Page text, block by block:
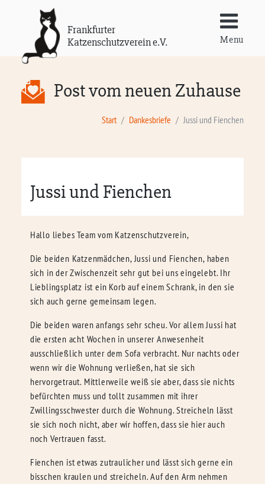
Frankfurter
Katzenschutzverein e.V.
Menu
Post vom neuen Zuhause
Start Dankesbriefe Jussi und Fienchen
Jussi und Fienchen
Hallo liebes Team vom Katzenschutzverein,
Die beiden Katzenmädchen, Jussi und Fienchen, haben
sich in der Zwischenzeit sehr gut bei uns eingelebt. Ihr
Lieblingsplatz ist ein Korb auf einem Schrank, in den sie
sich auch gerne gemeinsam legen.
Die beiden waren anfangs sehr scheu. Vor allem Jussi hat
die ersten acht Wochen in unserer Anwesenheit
ausschließlich unter dem Sofa verbracht. Nur nachts oder
wenn wir die Wohnung verließen, hat sie sich
hervorgetraut. Mittlerweile weiß sie aber, dass sie nichts
befürchten muss und tollt zusammen mit ihrer
Zwillingsschwester durch die Wohnung. Streicheln lässt
sie sich noch nicht, aber wir hoffen, dass sie hier auch
noch Vertrauen fasst.
Fienchen ist etwas zutraulicher und lässt sich gerne ein
bisschen kraulen und streicheln. Auf den Arm nehmen